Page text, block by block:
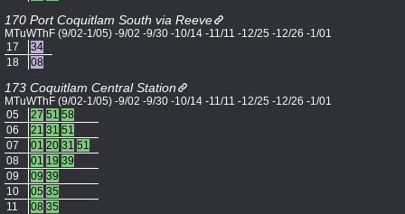
170 Port Coquitlam South via Reeve
MTuWThF (9/02-1/05) -9/02 -9/30 -10/14 -11/11 -12/25 -12/26 -1/01
17
34
18
08
173 Coquitlam Central Station
MTuWThF (9/02-1/05) -9/02 -9/30 -10/14 -11/11 -12/25 -12/26 -1/01
05
27 51 58
06
21 31 51
07
01 20 31 51
08
01 19 39
09
09 39
10
05 35
11
08 35